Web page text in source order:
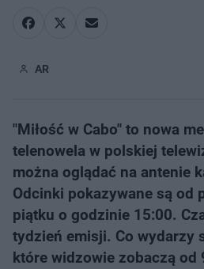
AR
"Miłość w Cabo" to nowa
telenowela w polskiej
można oglądać na antenie
Odcinki pokazywane są od
piątku o godzinie 15:00.
tydzień emisji. Co wydarzy
które widzowie zobaczą od